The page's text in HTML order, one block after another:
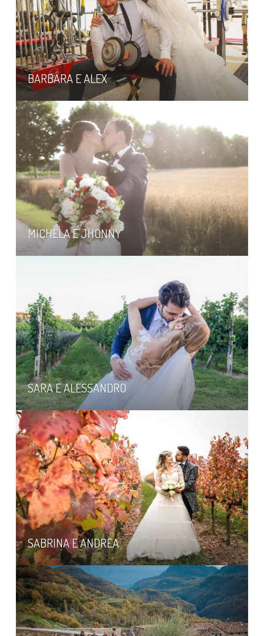
BARBARA E ALEX
MICHELA E JHONNY
SARA E ALESSANDRO
SABRINA E ANDREA